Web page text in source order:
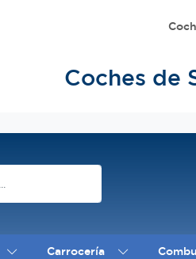
Coches de
Carrocería